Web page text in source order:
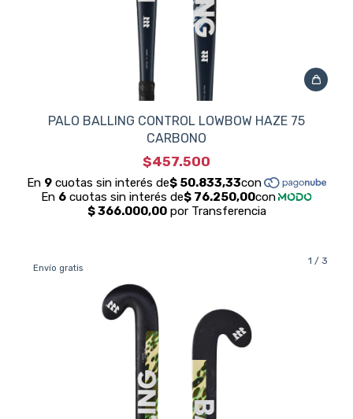
PALO BALLING CONTROL LOWBOW HAZE 75
CARBONO
$457.500
1 / 3
Envío gratis